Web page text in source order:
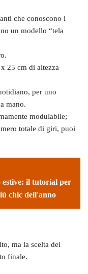
che conoscono i
un modello “tela
25 cm di altezza
per uno
mano.
modulabile;
totale di giri, puoi
estive: il tutorial per
chic dell'anno
ma la scelta dei
finale.